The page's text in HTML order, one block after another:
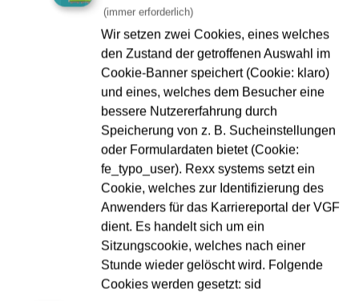
Mitarbeitenden am RMV-Servicetelefon sind unter
069/2424-8024 rund um die Uhr erreichbar und beraten
Was wird gemacht?
Die VGF benötigt die Streckensperrung für statische
Systemtests rund um das neue, digitale
Zugsicherungssystem „Digital Train Control Frankfurt
Es handelt sich um eins der wichtigsten Zukunftsprojekte
der Stadt. Mit der neu verbauten Technik können mehr
(immer erforderlich)
Wir setzen zwei Cookies, eines welches
den Zustand der getroffenen Auswahl im
Cookie-Banner speichert (Cookie: klaro)
und eines, welches dem Besucher eine
bessere Nutzererfahrung durch
Speicherung von z. B. Sucheinstellungen
oder Formulardaten bietet (Cookie:
fe_typo_user). Rexx systems setzt ein
Cookie, welches zur Identifizierung des
Anwenders für das Karriereportal der VGF
dient. Es handelt sich um ein
Sitzungscookie, welches nach einer
Stunde wieder gelöscht wird. Folgende
Cookies werden gesetzt: sid